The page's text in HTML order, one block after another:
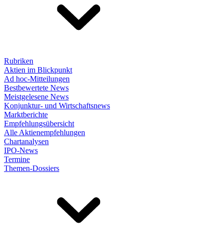
Rubriken
Aktien im Blickpunkt
Ad hoc-Mitteilungen
Bestbewertete News
Meistgelesene News
Konjunktur- und Wirtschaftsnews
Marktberichte
Empfehlungsübersicht
Alle Aktienempfehlungen
Chartanalysen
IPO-News
Termine
Themen-Dossiers